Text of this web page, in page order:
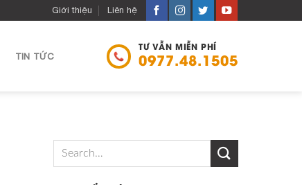
Giới thiệu Liên hệ
TIN TỨC
TƯ VẪN MIỄN PHÍ
0977.48.1505